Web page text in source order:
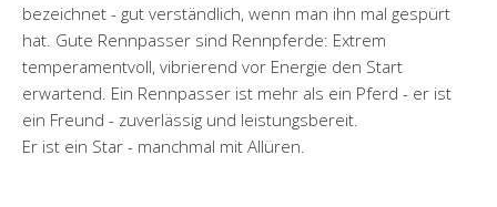
bezeichnet - gut verständlich, wenn man ihn mal gespürt
hat. Gute Rennpasser sind Rennpferde: Extrem
temperamentvoll, vibrierend vor Energie den Start
erwartend. Ein Rennpasser ist mehr als ein Pferd - er ist
ein Freund - zuverlässig und leistungsbereit.
Er ist ein Star - manchmal mit Allüren.